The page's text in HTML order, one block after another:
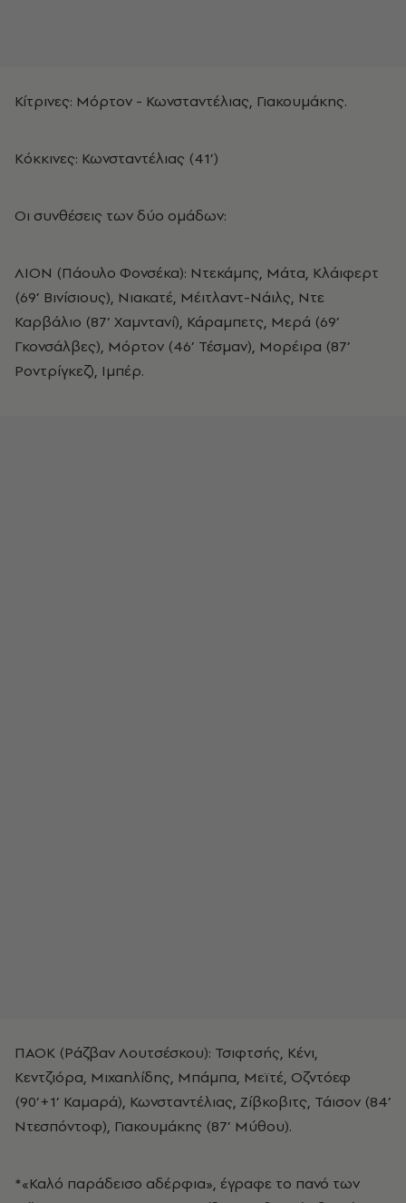
Κίτρινες: Μόρτον - Κωνσταντέλιας, Γιακουμάκης.
Κόκκινες: Κωνσταντέλιας (41’)
Οι συνθέσεις των δύο ομάδων:
ΛΙΟΝ (Πάουλο Φονσέκα): Ντεκάμπς, Μάτα, Κλάιφερτ
(69’ Βινίσιους), Νιακατέ, Μέιτλαντ-Νάιλς, Ντε
Καρβάλιο (87’ Χαμντανί), Κάραμπετς, Μερά (69’
Γκονσάλβες), Μόρτον (46’ Τέσμαν), Μορέιρα (87’
Ροντρίγκεζ), Ιμπέρ.
ΠΑΟΚ (Ράζβαν Λουτσέσκου): Τσιφτσής, Κένι,
Κεντζιόρα, Μιχαηλίδης, Μπάμπα, Μεϊτέ, Οζντόεφ
(90’+1’ Καμαρά), Κωνσταντέλιας, Ζίβκοβιτς, Τάισον (84’
Ντεσπόντοφ), Γιακουμάκης (87’ Μύθου).
*«Καλό παράδεισο αδέρφια», έγραφε το πανό των